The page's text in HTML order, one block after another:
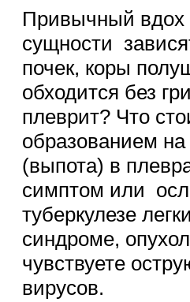
Привычный вдох
сущности
почек, коры
обходится без
плеврит? Что
образованием
(выпота) в
симптом или
туберкулезе
синдроме,
чувствуете
вирусов.